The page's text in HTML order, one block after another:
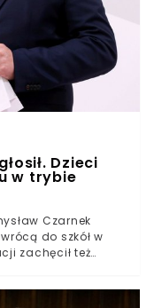
Dzieci
w trybie
Czarnek
do szkół w
zachęcił też